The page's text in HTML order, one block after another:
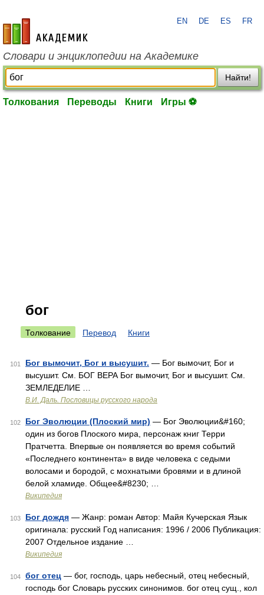
academic.ru
EN DE ES FR
Словари и энциклопедии на Академике
Найти!
Толкования Переводы Книги Игры ⚽
бог
Толкование Перевод Книги
101 Бог вымочит, Бог и высушит. — Бог вымочит, Бог и
высушит. См. БОГ ВЕРА Бог вымочит, Бог и высушит. См.
ЗЕМЛЕДЕЛИЕ …
В.И. Даль. Пословицы русского народа
102 Бог Эволюции (Плоский мир) — Бог Эволюции&#160;
один из богов Плоского мира, персонаж книг Терри
Пратчетта. Впервые он появляется во время событий
«Последнего континента» в виде человека с седыми
волосами и бородой, с мохнатыми бровями и в длиной
белой хламиде. Общее&#8230; …
Википедия
103 Бог дождя — Жанр: роман Автор: Майя Кучерская Язык
оригинала: русский Год написания: 1996 / 2006 Публикация:
2007 Отдельное издание …
Википедия
104 бог отец — бог, господь, царь небесный, отец небесный,
господь бог Словарь русских синонимов. бог отец сущ., кол